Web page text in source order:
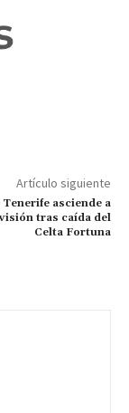
Artículo siguiente
Tenerife asciende a
tras caída del
Celta Fortuna